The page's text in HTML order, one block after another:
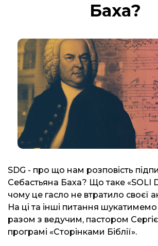
Баха?
SDG - про що нам розповість
Себастьяна Баха? Що таке «SOLI
чому це гасло не втратило своєї
На ці та інші питання шукатимемо
разом з ведучим, пастором
програмі «Сторінками Біблії».